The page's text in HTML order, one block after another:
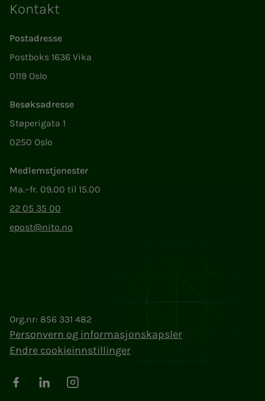
Kontakt
Postadresse
Postboks 1636 Vika
0119 Oslo
Besøksadresse
Støperigata 1
0250 Oslo
Medlemstjenester
Ma.–fr. 09.00 til 15.00
22 05 35 00
epost@nito.no
Org.nr: 856 331 482
Personvern og informasjonskapsler
Endre cookieinnstillinger
FacebookLinkedInInstagram